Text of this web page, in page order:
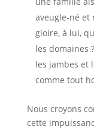
aveugle-né et
gloire, à lui,
les domaines
les jambes et
comme tout
Nous croyons
cette